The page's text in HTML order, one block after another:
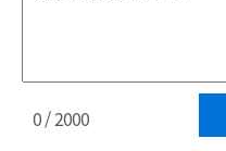
0/ 2000